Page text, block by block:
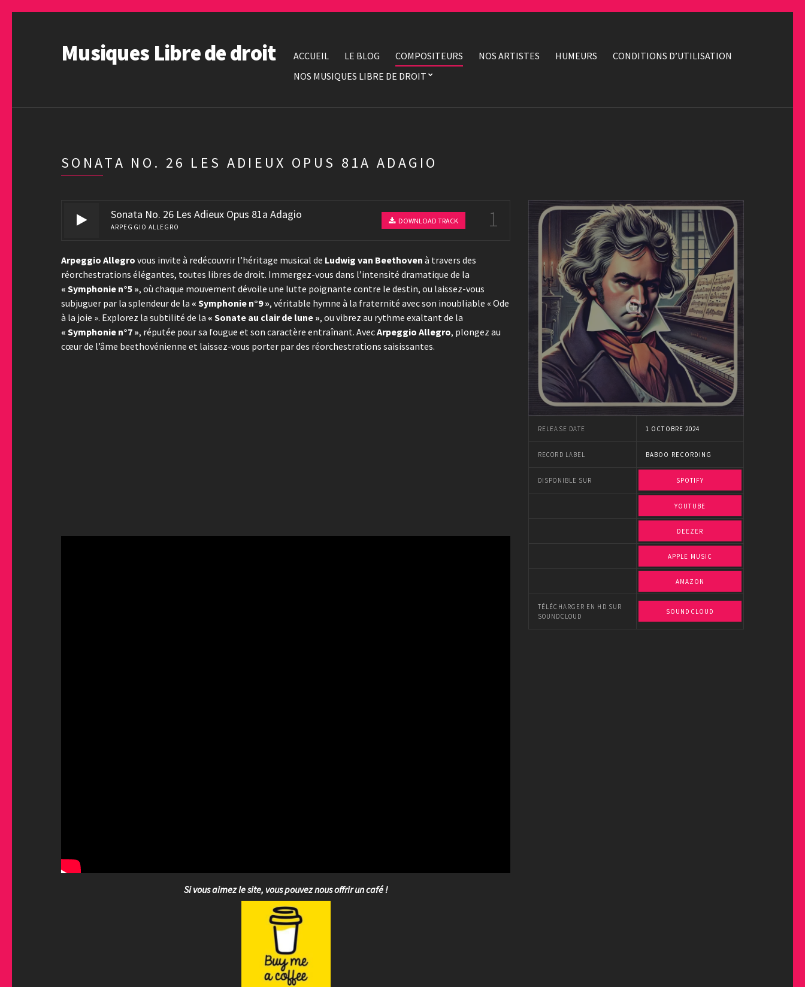
Musiques Libre de droit ACCUEIL LE BLOG COMPOSITEURS NOS ARTISTES HUMEURS
CONDITIONS D’UTILISATION
NOS MUSIQUES LIBRE DE DROIT
SONATA NO. 26 LES ADIEUX OPUS 81A ADAGIO
RELEASE DATE 1 OCTOBRE 2024
RECORD LABEL BABOO RECORDING
DISPONIBLE SUR SPOTIFY
YOUTUBE
DEEZER
APPLE MUSIC
AMAZON
TÉLÉCHARGER EN HD SUR
SOUNDCLOUD
SOUNDCLOUD
Sonata No. 26 Les Adieux Opus 81a Adagio
ARPEGGIO ALLEGRO
DOWNLOAD TRACK 1
Arpeggio Allegro vous invite à redécouvrir l’héritage musical de Ludwig van Beethoven à travers des
réorchestrations élégantes, toutes libres de droit. Immergez-vous dans l’intensité dramatique de la
« Symphonie n°5 », où chaque mouvement dévoile une lutte poignante contre le destin, ou laissez-vous
subjuguer par la splendeur de la « Symphonie n°9 », véritable hymne à la fraternité avec son inoubliable « Ode
à la joie ». Explorez la subtilité de la « Sonate au clair de lune », ou vibrez au rythme exaltant de la
« Symphonie n°7 », réputée pour sa fougue et son caractère entraînant. AvecArpeggio Allegro, plongez au
cœur de l’âme beethovénienne et laissez-vous porter par des réorchestrations saisissantes.
Si vous aimez le site, vous pouvez nous offrir un café !